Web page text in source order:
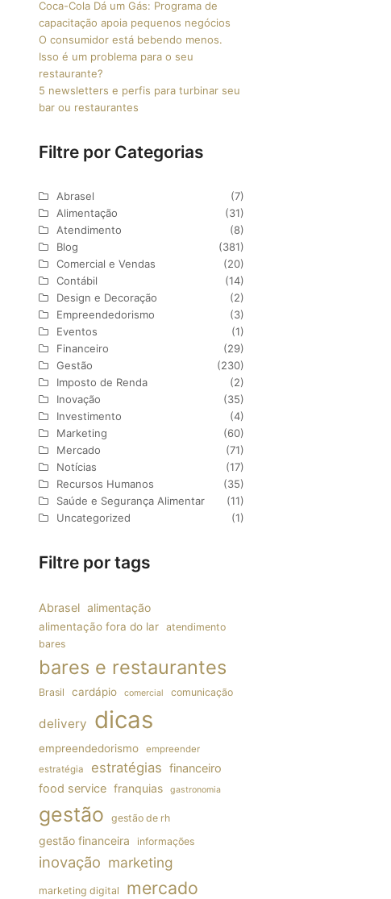
Coca-Cola Dá um Gás: Programa de
capacitação apoia pequenos negócios
O consumidor está bebendo menos.
Isso é um problema para o seu
restaurante?
5 newsletters e perfis para turbinar seu
bar ou restaurantes
Filtre por Categorias
Abrasel
(7)
Alimentação
(31)
Atendimento
(8)
Blog
(381)
Comercial e Vendas
(20)
Contábil
(14)
Design e Decoração
(2)
Empreendedorismo
(3)
Eventos
(1)
Financeiro
(29)
Gestão
(230)
Imposto de Renda
(2)
Inovação
(35)
Investimento
(4)
Marketing
(60)
Mercado
(71)
Notícias
(17)
Recursos Humanos
(35)
Saúde e Segurança Alimentar
(11)
Uncategorized
(1)
Filtre por tags
Abrasel alimentação
alimentação fora do lar
atendimento
bares
bares e restaurantes
Brasil cardápio comercial comunicação
delivery dicas
empreendedorismo
empreender
estratégia
estratégias financeiro
food service franquias gastronomia
gestão gestão de rh
gestão financeira informações
inovação marketing
marketing digital mercado